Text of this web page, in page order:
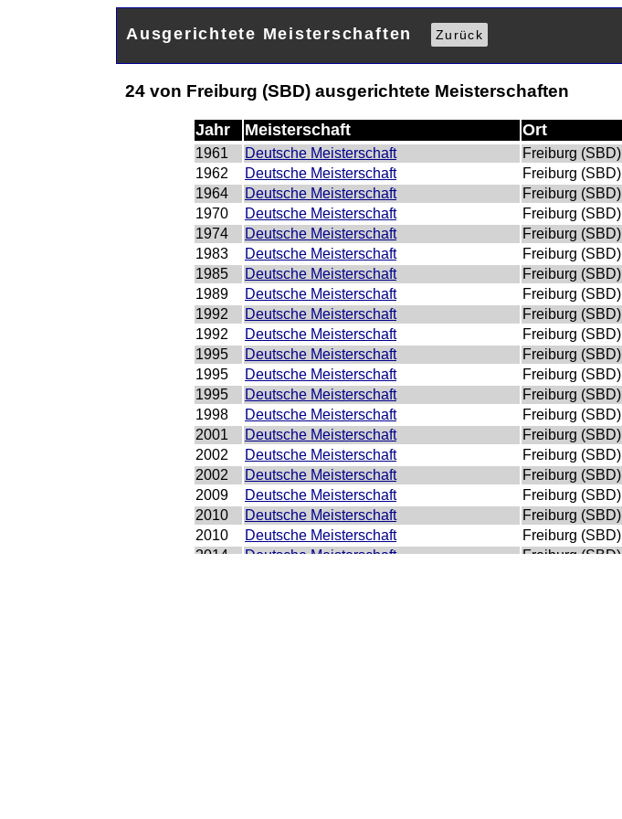
Ausgerichtete Meisterschaften Zurück
24 von Freiburg (SBD) ausgerichtete Meisterschaften
Jahr Meisterschaft Ort
1961 Deutsche Meisterschaft Freiburg (SBD)
1962
Deutsche Meisterschaft Freiburg (SBD)
1964
Deutsche Meisterschaft Freiburg (SBD)
1970
Deutsche Meisterschaft Freiburg (SBD)
1974
Deutsche Meisterschaft Freiburg (SBD)
1983
Deutsche Meisterschaft Freiburg (SBD)
1985
Deutsche Meisterschaft Freiburg (SBD)
1989
Deutsche Meisterschaft Freiburg (SBD)
1992
Deutsche Meisterschaft Freiburg (SBD)
1992
Deutsche Meisterschaft Freiburg (SBD)
1995
Deutsche Meisterschaft Freiburg (SBD)
1995
Deutsche Meisterschaft Freiburg (SBD)
1995
Deutsche Meisterschaft Freiburg (SBD)
1998
Deutsche Meisterschaft Freiburg (SBD)
2001
Deutsche Meisterschaft Freiburg (SBD)
2002
Deutsche Meisterschaft Freiburg (SBD)
2002
Deutsche Meisterschaft Freiburg (SBD)
2009
Deutsche Meisterschaft Freiburg (SBD)
2010
Deutsche Meisterschaft Freiburg (SBD)
2010
Deutsche Meisterschaft Freiburg (SBD)
2014
Deutsche Meisterschaft Freiburg (SBD)